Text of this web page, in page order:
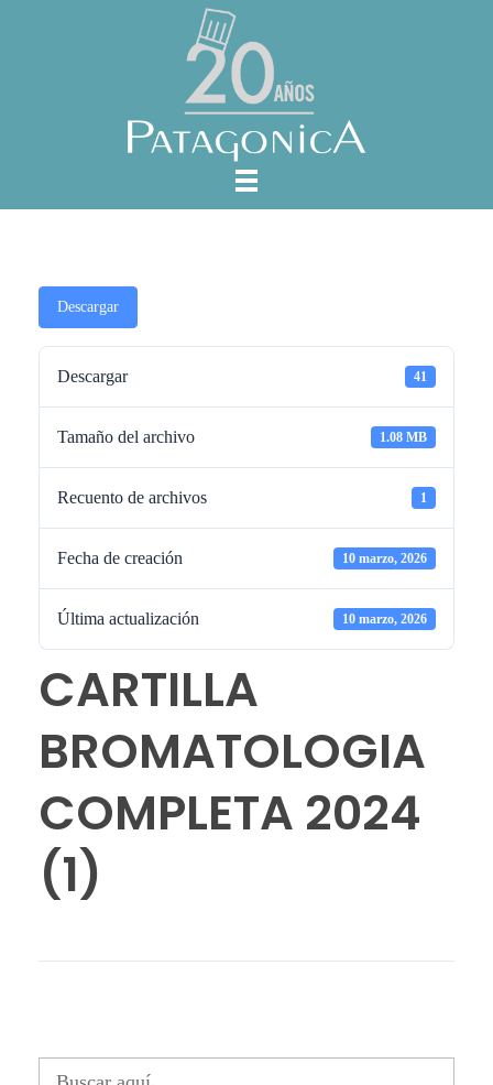
Descargar
Descargar 41
Tamaño del archivo 1.08 MB
Recuento de archivos 1
Fecha de creación 10 marzo, 2026
Última actualización 10 marzo, 2026
CARTILLA
BROMATOLOGIA
COMPLETA 2024
(1)